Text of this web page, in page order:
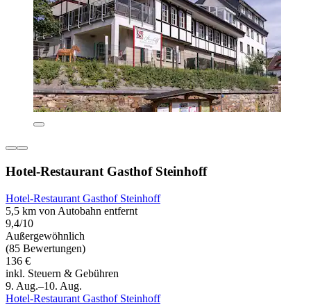
Hotel-Restaurant Gasthof Steinhoff
Hotel-Restaurant Gasthof Steinhoff
5,5 km von Autobahn entfernt
9,4/10
Außergewöhnlich
(85 Bewertungen)
136 €
inkl. Steuern & Gebühren
9. Aug.–10. Aug.
Hotel-Restaurant Gasthof Steinhoff